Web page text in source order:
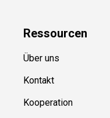
Ressourcen
Über uns
Kontakt
Kooperation